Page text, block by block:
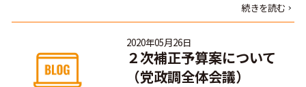
続きを読む
2020年05月26日
２次補正予算案について
（党政調全体会議）